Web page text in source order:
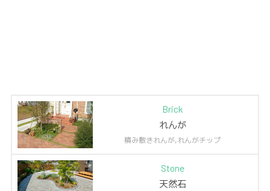
Brick
れんが
積み敷きれんが,れんがチップ
Stone
天然石